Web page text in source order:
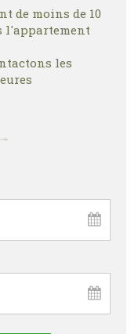
de moins de 10
l'appartement
les